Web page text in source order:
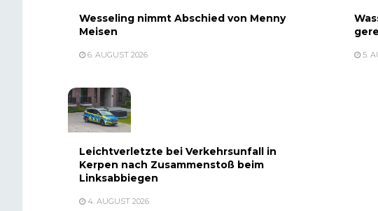
Wesseling nimmt Abschied von Menny
Meisen
6. AUGUST 2026 5.
Leichtverletzte bei Verkehrsunfall in
Kerpen nach Zusammenstoß beim
Linksabbiegen
4. AUGUST 2026